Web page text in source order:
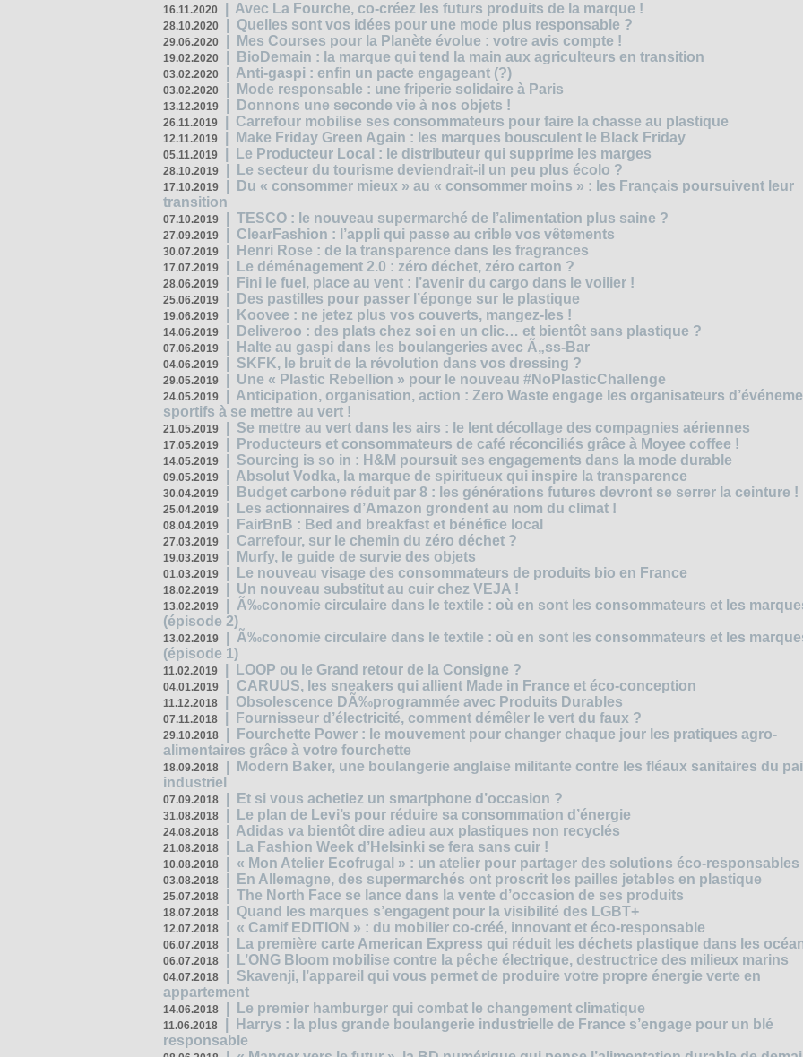
16.11.2020 Avec La Fourche, co-créez les futurs produits de la marque !
28.10.2020 Quelles sont vos idées pour une mode plus responsable ?
29.06.2020 Mes Courses pour la Planète évolue : votre avis compte !
19.02.2020 BioDemain : la marque qui tend la main aux agriculteurs en transition
03.02.2020 Anti-gaspi : enfin un pacte engageant (?)
03.02.2020 Mode responsable : une friperie solidaire à Paris
13.12.2019 Donnons une seconde vie à nos objets !
26.11.2019 Carrefour mobilise ses consommateurs pour faire la chasse au plastique
12.11.2019 Make Friday Green Again : les marques bousculent le Black Friday
05.11.2019 Le Producteur Local : le distributeur qui supprime les marges
28.10.2019 Le secteur du tourisme deviendrait-il un peu plus écolo ?
17.10.2019
Du « consommer mieux » au « consommer moins » : les Français poursuivent leur
transition
07.10.2019 TESCO : le nouveau supermarché de l’alimentation plus saine ?
27.09.2019 ClearFashion : l’appli qui passe au crible vos vêtements
30.07.2019 Henri Rose : de la transparence dans les fragrances
17.07.2019 Le déménagement 2.0 : zéro déchet, zéro carton ?
28.06.2019 Fini le fuel, place au vent : l’avenir du cargo dans le voilier !
25.06.2019 Des pastilles pour passer l’éponge sur le plastique
19.06.2019 Koovee : ne jetez plus vos couverts, mangez-les !
14.06.2019 Deliveroo : des plats chez soi en un clic… et bientôt sans plastique ?
07.06.2019 Halte au gaspi dans les boulangeries avec Ã„ss-Bar
04.06.2019 SKFK, le bruit de la révolution dans vos dressing ?
29.05.2019 Une « Plastic Rebellion » pour le nouveau #NoPlasticChallenge
24.05.2019
Anticipation, organisation, action : Zero Waste engage les organisateurs
sportifs à se mettre au vert !
21.05.2019 Se mettre au vert dans les airs : le lent décollage des compagnies aériennes
17.05.2019 Producteurs et consommateurs de café réconciliés grâce à Moyee coffee !
14.05.2019 Sourcing is so in : H&M poursuit ses engagements dans la mode durable
09.05.2019 Absolut Vodka, la marque de spiritueux qui inspire la transparence
30.04.2019 Budget carbone réduit par 8 : les générations futures devront se serrer la ceinture !
25.04.2019 Les actionnaires d’Amazon grondent au nom du climat !
08.04.2019 FairBnB : Bed and breakfast et bénéfice local
27.03.2019 Carrefour, sur le chemin du zéro déchet ?
19.03.2019 Murfy, le guide de survie des objets
01.03.2019 Le nouveau visage des consommateurs de produits bio en France
18.02.2019 Un nouveau substitut au cuir chez VEJA !
13.02.2019
Ã‰conomie circulaire dans le textile : où en sont les consommateurs et les
(épisode 2)
13.02.2019
Ã‰conomie circulaire dans le textile : où en sont les consommateurs et les
(épisode 1)
11.02.2019 LOOP ou le Grand retour de la Consigne ?
04.01.2019 CARUUS, les sneakers qui allient Made in France et éco-conception
11.12.2018 Obsolescence DÃ‰programmée avec Produits Durables
07.11.2018 Fournisseur d’électricité, comment démêler le vert du faux ?
29.10.2018
Fourchette Power : le mouvement pour changer chaque jour les pratiques agro-
alimentaires grâce à votre fourchette
18.09.2018
Modern Baker, une boulangerie anglaise militante contre les fléaux sanitaires du
industriel
07.09.2018 Et si vous achetiez un smartphone d’occasion ?
31.08.2018 Le plan de Levi’s pour réduire sa consommation d’énergie
24.08.2018 Adidas va bientôt dire adieu aux plastiques non recyclés
21.08.2018 La Fashion Week d’Helsinki se fera sans cuir !
10.08.2018 « Mon Atelier Ecofrugal » : un atelier pour partager des solutions éco-responsables
03.08.2018 En Allemagne, des supermarchés ont proscrit les pailles jetables en plastique
25.07.2018 The North Face se lance dans la vente d’occasion de ses produits
18.07.2018 Quand les marques s’engagent pour la visibilité des LGBT+
12.07.2018 « Camif EDITION » : du mobilier co-créé, innovant et éco-responsable
06.07.2018 La première carte American Express qui réduit les déchets plastique dans les
06.07.2018 L’ONG Bloom mobilise contre la pêche électrique, destructrice des milieux marins
04.07.2018
Skavenji, l’appareil qui vous permet de produire votre propre énergie verte en
appartement
14.06.2018 Le premier hamburger qui combat le changement climatique
11.06.2018
Harrys : la plus grande boulangerie industrielle de France s’engage pour un blé
responsable